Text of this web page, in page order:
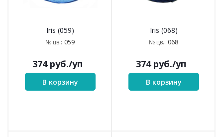
Iris (059)
№ цв.: 059
374руб./уп
В корзину
Iris (068)
№ цв.: 068
374руб./уп
В корзину